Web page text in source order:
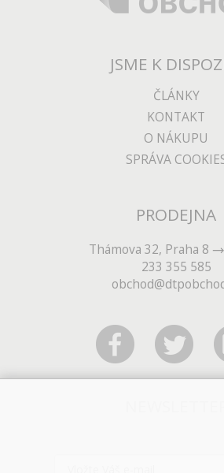
JSME K
ČLÁNKY
KONTAKT
O NÁKUPU
SPRÁVA
PRODEJNA
Thámova 32, Praha 8
233 355 585